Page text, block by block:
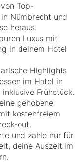
Top-
Nümbrecht und
heraus.
Luxus mit
in deinem Hotel
Highlights
im Hotel in
Frühstück.
gehobene
kostenfreiem
out.
und zahle nur für
deine Auszeit im